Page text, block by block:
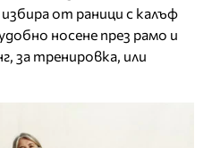
от раници с калъф
носене през рамо и
за тренировка, или